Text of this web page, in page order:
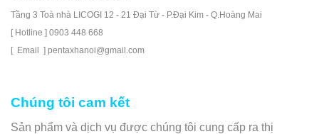
Tầng 3 Toà nhà LICOGI 12 - 21 Đại Từ - P.Đại Kim - Q.Hoàng Mai
[ Hotline ] 0903 448 668
[ Email ] pentaxhanoi@gmail.com
Chúng tôi cam kết
Sản phẩm và dịch vụ được chúng tôi cung cấp ra thị